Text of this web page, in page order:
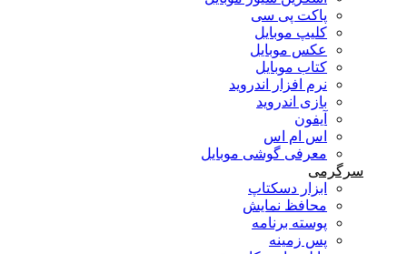
پاکت پی سی
کلیپ موبایل
عکس موبایل
کتاب موبایل
نرم افزار اندروید
بازی اندروید
آیفون
اس ام اس
معرفی گوشی موبایل
سرگرمی
ابزار دسکتاپ
محافظ نمایش
پوسته برنامه
پس زمینه